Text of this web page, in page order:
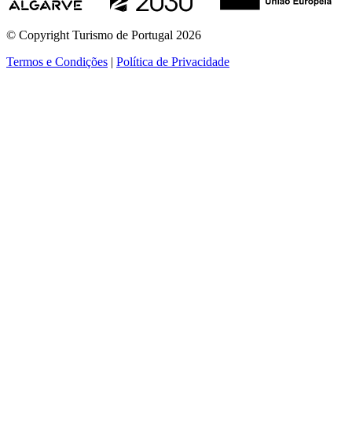
© Copyright Turismo de Portugal 2026
Termos e Condições | Política de Privacidade